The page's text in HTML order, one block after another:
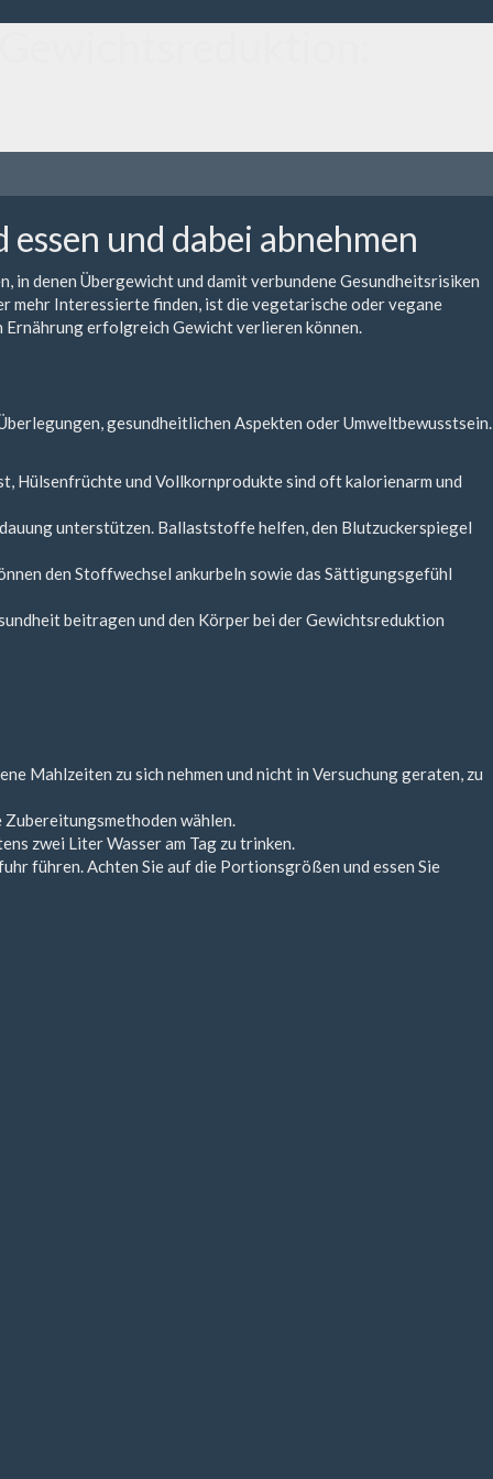
und dabei abnehmen
in denen Übergewicht und damit verbundene Gesundheitsrisiken
mehr Interessierte finden, ist die vegetarische oder vegane
erfolgreich Gewicht verlieren können.
gesundheitlichen Aspekten oder Umweltbewusstsein.
Hülsenfrüchte und Vollkornprodukte sind oft kalorienarm und
unterstützen. Ballaststoffe helfen, den Blutzuckerspiegel
den Stoffwechsel ankurbeln sowie das Sättigungsgefühl
beitragen und den Körper bei der Gewichtsreduktion
Mahlzeiten zu sich nehmen und nicht in Versuchung geraten, zu
wählen.
zwei Liter Wasser am Tag zu trinken.
führen. Achten Sie auf die Portionsgrößen und essen Sie